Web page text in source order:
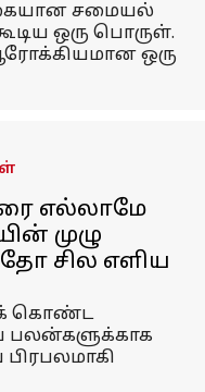
சமையல்
ஒரு பொருள்.
ஒரு
எல்லாமே
முழு
சில எளிய
கொண்ட
பலன்களுக்காக